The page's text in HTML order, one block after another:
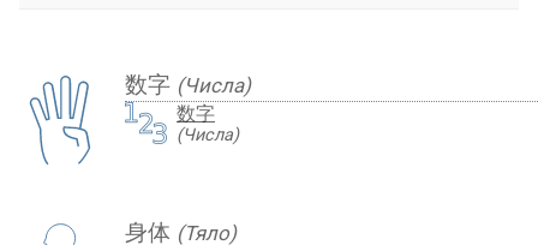
数字 (Числа)
数字
(Числа)
身体 (Тяло)